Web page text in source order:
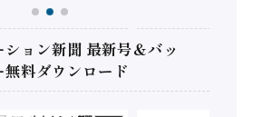
ション新聞 最新号＆バッ
料ダウンロード